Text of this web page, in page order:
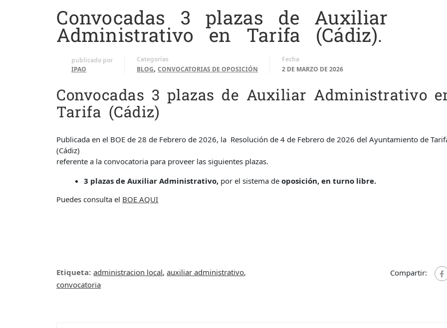
Convocadas 3 plazas de Auxiliar
Administrativo en Tarifa (Cádiz).
publicado por
IPAO
Categorías
BLOG,CONVOCATORIAS DE OPOSICIÓN
Fecha
2 DE MARZO DE 2026
Convocadas 3 plazas de Auxiliar Administrativo
Tarifa (Cádiz)
Publicada en el BOE de 28 de Febrero de 2026, la Resolución de 4 de Febrero de 2026 del Ayuntamiento de
(Cádiz)
referente a la convocatoria para proveer las siguientes plazas.
3 plazas de Auxiliar Administrativo, por el sistema deoposición, en turno libre.
Puedes consulta el BOE AQUI
Etiqueta: administracion local,auxiliar administrativo,
convocatoria
Compartir: